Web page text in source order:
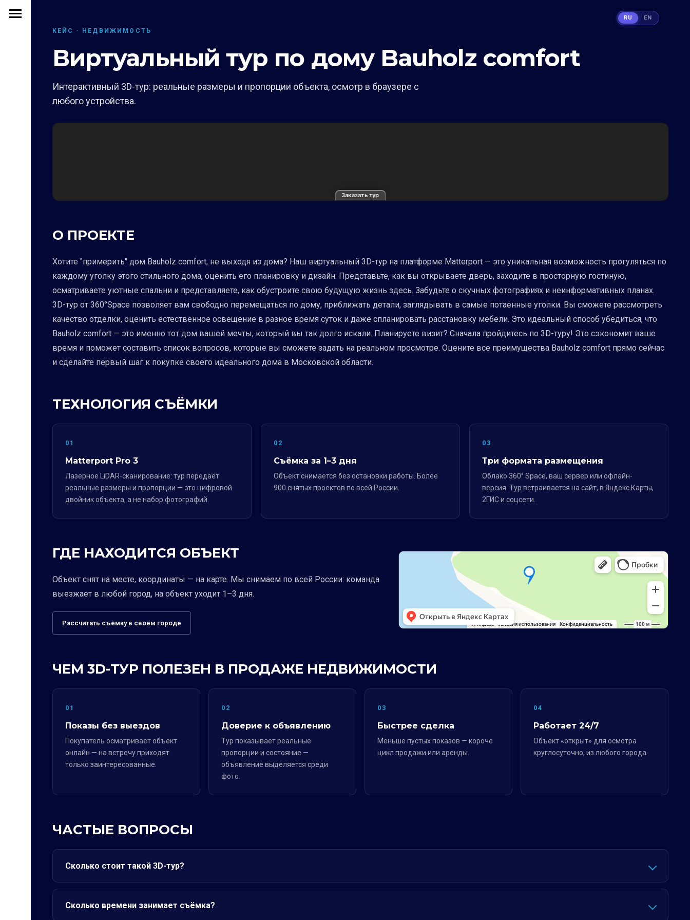
КЕЙС · НЕДВИЖИМОСТЬ
Виртуальный тур по дому Bauholz comfort
Интерактивный 3D-тур: реальные размеры и пропорции объекта, осмотр в браузере с
любого устройства.
Заказать тур
О ПРОЕКТЕ
Хотите "примерить" дом Bauholz comfort, не выходя из дома? Наш виртуальный 3D-тур на платформе Matterport — это уникальная возможность прогуляться по
каждому уголку этого стильного дома, оценить его планировку и дизайн. Представьте, как вы открываете дверь, заходите в просторную гостиную,
осматриваете уютные спальни и представляете, как обустроите свою будущую жизнь здесь. Забудьте о скучных фотографиях и неинформативных планах.
3D-тур от 360°Space позволяет вам свободно перемещаться по дому, приближать детали, заглядывать в самые потаенные уголки. Вы сможете рассмотреть
качество отделки, оценить естественное освещение в разное время суток и даже спланировать расстановку мебели. Это идеальный способ убедиться, что
Bauholz comfort — это именно тот дом вашей мечты, который вы так долго искали. Планируете визит? Сначала пройдитесь по 3D-туру! Это сэкономит ваше
время и поможет составить список вопросов, которые вы сможете задать на реальном просмотре. Оцените все преимущества Bauholz comfort прямо сейчас
и сделайте первый шаг к покупке своего идеального дома в Московской области.
ТЕХНОЛОГИЯ СЪЁМКИ
01
Matterport Pro 3
Лазерное LiDAR-сканирование: тур передаёт
реальные размеры и пропорции — это цифровой
двойник объекта, а не набор фотографий.
02
Съёмка за 1–3 дня
Объект снимается без остановки работы. Более
900 снятых проектов по всей России.
03
Три формата размещения
Облако 360° Space, ваш сервер или офлайн-
версия. Тур встраивается на сайт, в Яндекс.Карты,
2ГИС и соцсети.
ГДЕ НАХОДИТСЯ ОБЪЕКТ
Объект снят на месте, координаты — на карте. Мы снимаем по всей России: команда
выезжает в любой город, на объект уходит 1–3 дня.
Рассчитать съёмку в своём городе
ЧЕМ 3D-ТУР ПОЛЕЗЕН В ПРОДАЖЕ НЕДВИЖИМОСТИ
01
Показы без выездов
Покупатель осматривает объект
онлайн — на встречу приходят
только заинтересованные.
02
Доверие к объявлению
Тур показывает реальные
пропорции и состояние —
объявление выделяется среди
фото.
03
Быстрее сделка
Меньше пустых показов — короче
цикл продажи или аренды.
04
Работает 24/7
Объект «открыт» для осмотра
круглосуточно, из любого города.
ЧАСТЫЕ ВОПРОСЫ
Сколько стоит такой 3D-тур?
Сколько времени занимает съёмка?
RU EN